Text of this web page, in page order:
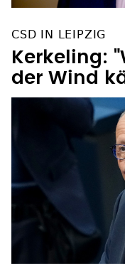
CSD IN LEIPZIG
Kerkeling:
der Wind